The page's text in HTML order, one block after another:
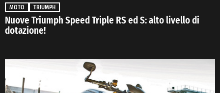
MOTO TRIUMPH
Nuove Triumph Speed Triple RS ed S: alto livello di
dotazione!